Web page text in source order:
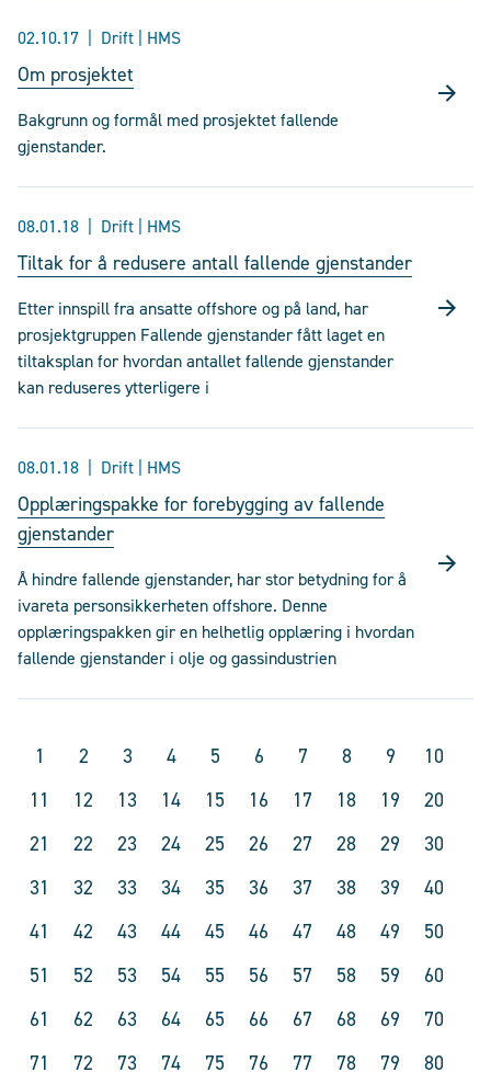
02.10.17 Drift | HMS
Om prosjektet
Bakgrunn og formål med prosjektet fallende
gjenstander.
08.01.18 Drift | HMS
Tiltak for å redusere antall fallende gjenstander
Etter innspill fra ansatte offshore og på land, har
prosjektgruppen Fallende gjenstander fått laget en
tiltaksplan for hvordan antallet fallende gjenstander
kan reduseres ytterligere i
08.01.18 Drift | HMS
Opplæringspakke for forebygging av fallende
gjenstander
Å hindre fallende gjenstander, har stor betydning for å
ivareta personsikkerheten offshore. Denne
opplæringspakken gir en helhetlig opplæring i hvordan
fallende gjenstander i olje og gassindustrien
1 2 3 4 5 6 7 8 9
10
11
12 13 14 15 16 17 18 19
20
21
22 23 24 25 26 27 28 29
30
31
32 33 34 35 36 37 38 39
40
41
42 43 44 45 46 47 48 49
50
51
52 53 54 55 56 57 58 59
60
61
62 63 64 65 66 67 68 69
70
71
72 73 74 75 76 77 78 79
80